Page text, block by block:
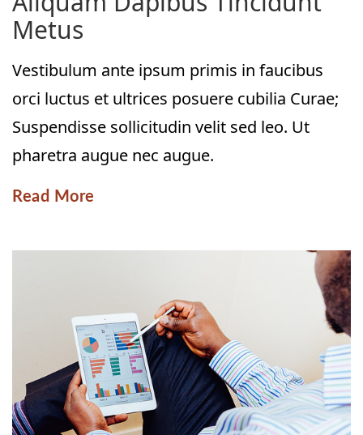
Metus
Vestibulum ante ipsum primis in faucibus
orci luctus et ultrices posuere cubilia Curae;
Suspendisse sollicitudin velit sed leo. Ut
pharetra augue nec augue.
Read More